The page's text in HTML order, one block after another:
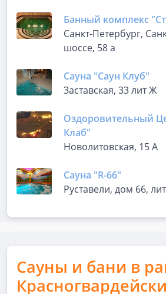
Банный комплекс
Санкт-Петербург,
шоссе, 58 а
Сауна "Саун Клуб"
Заставская, 33 лит Ж
Оздоровительный
Клаб"
Новолитовская, 15 А
Сауна "R-66"
Руставели, дом 66,
Сауны и бани в